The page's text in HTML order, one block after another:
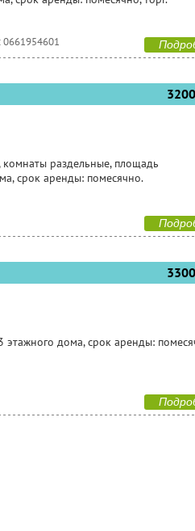
0661954601
3200
комнаты раздельные, площадь
срок аренды: помесячно.
3300
дома, срок аренды: